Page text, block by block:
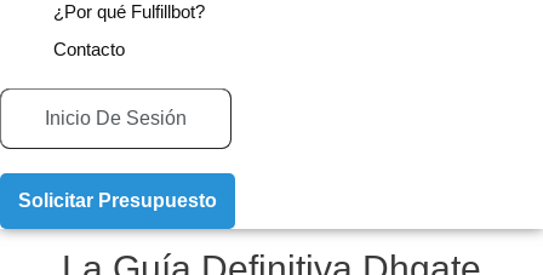
¿Por qué Fulfillbot?
Contacto
Inicio De Sesión
Solicitar Presupuesto